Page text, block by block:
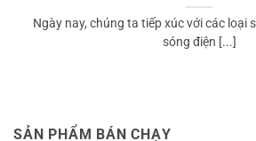
Ngày nay, chúng ta tiếp xúc với các loại
sóng điện [...]
SẢN PHẨM BÁN CHẠY